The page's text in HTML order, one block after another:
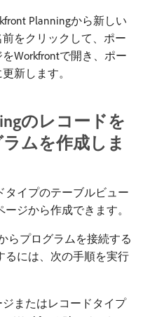
Planningから新しい
をクリックして、ポー
Workfrontで開き、ポー
新します。
のレコードを
ムを作成しま
タイプのテーブルビュー
ジから作成できます。
らプログラムを接続する
るには、次の手順を実行
またはレコードタイプ